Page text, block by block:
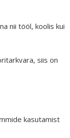
nii tööl, koolis kui
siis on
kasutamist